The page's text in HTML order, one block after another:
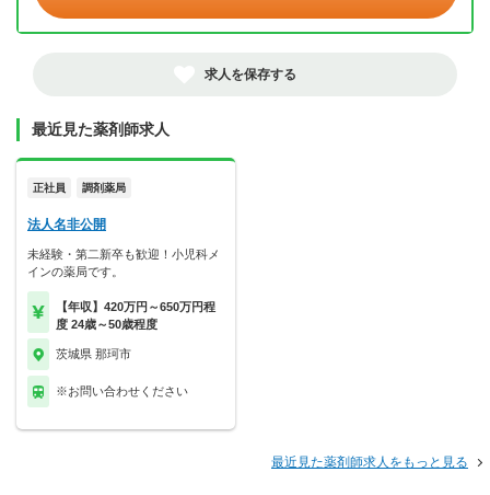
求人を保存する
最近見た薬剤師求人
正社員 調剤薬局
法人名非公開
未経験・第二新卒も歓迎！小児科メ
インの薬局です。
【年収】420万円～650万円程
度 24歳～50歳程度
茨城県 那珂市
※お問い合わせください
最近見た薬剤師求人をもっと見る